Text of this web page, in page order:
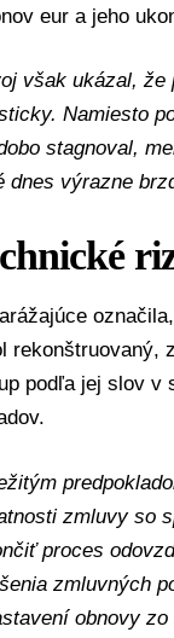
eur a jeho
však ukázal, že
Namiesto
stagnoval,
dnes výrazne
rekonštruovaný,
podľa jej slov v
zmluvy so
proces
zmluvných
obnovy